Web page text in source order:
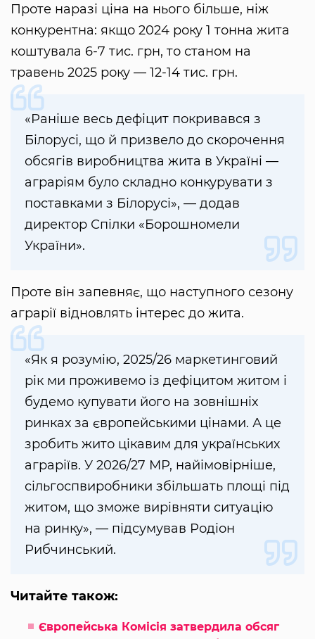
Проте наразі ціна на нього більше, ніж
конкурентна: якщо 2024 року 1 тонна жита
коштувала 6-7 тис. грн, то станом на
травень 2025 року — 12-14 тис. грн.
«Раніше весь дефіцит покривався з
Білорусі, що й призвело до скорочення
обсягів виробництва жита в Україні —
аграріям було складно конкурувати з
поставками з Білорусі», — додав
директор Спілки «Борошномели
України».
Проте він запевняє, що наступного сезону
аграрії відновлять інтерес до жита.
«Як я розумію, 2025/26 маркетинговий
рік ми проживемо із дефіцитом житом і
будемо купувати його на зовнішніх
ринках за європейськими цінами. А це
зробить жито цікавим для українських
аграріїв. У 2026/27 МР, найімовірніше,
сільгоспвиробники збільшать площі під
житом, що зможе вирівняти ситуацію
на ринку», — підсумував Родіон
Рибчинський.
Читайте також:
Європейська Комісія затвердила обсяг